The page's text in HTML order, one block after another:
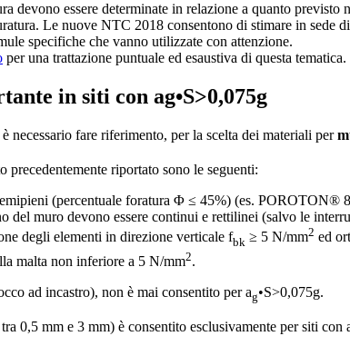
devono essere determinate in relazione a quanto
Le nuove NTC 2018 consentono di stimare in
specifiche che vanno utilizzate con attenzione.
per una trattazione puntuale ed esaustiva di questa tematica.
in siti con ag•S>0,075g
necessario fare riferimento, per la scelta dei materiali per
riportato sono le seguenti:
(percentuale foratura Φ ≤ 45%) (es. POROTON®
del muro devono essere continui e rettilinei (salvo le
degli elementi in direzione verticale fbk ≥ 5 N/mm2 ed
malta non inferiore a 5 N/mm2.
ad incastro), non è mai consentito per ag•S>0,075g.
0,5 mm e 3 mm) è consentito esclusivamente per siti con